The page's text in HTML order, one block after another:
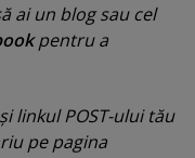
ai un blog sau cel
pentru a
linkul POST-ului tău
pe pagina